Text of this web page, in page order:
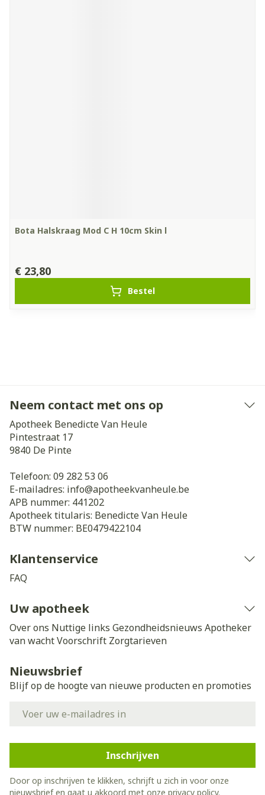
Bota Halskraag Mod C H 10cm Skin l
€ 23,80
Bestel
Neem contact met ons op
Apotheek Benedicte Van Heule
Pintestraat 17
9840 De Pinte
Telefoon: 09 282 53 06
E-mailadres: info@apotheekvanheule.be
APB nummer: 441202
Apotheek titularis: Benedicte Van Heule
BTW nummer: BE0479422104
Klantenservice
FAQ
Uw apotheek
Over ons Nuttige links Gezondheidsnieuws Apotheker
van wachtVoorschrift Zorgtarieven
Nieuwsbrief
Blijf op de hoogte van nieuwe producten en promoties
Inschrijven
Door op inschrijven te klikken, schrijft u zich in voor onze
nieuwsbrief en gaat u akkoord met onze privacy policy.